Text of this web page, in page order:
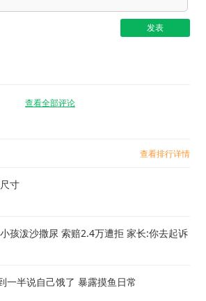
查看全部评论
查看排行详情
寸
孩泼沙撒尿 索赔2.4万遭拒 家长:你去起诉
一半说自己饿了 暴露摸鱼日常